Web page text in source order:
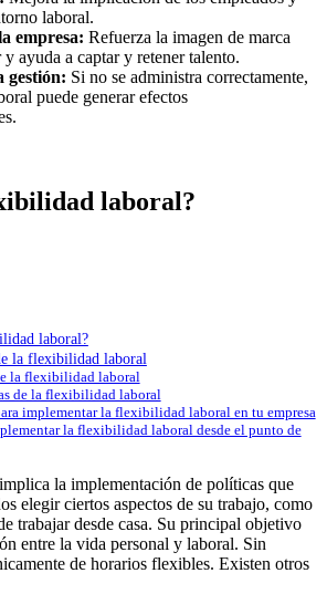
laboral.
empresa: Refuerza la imagen de marca
ayuda a captar y retener talento.
gestión: Si no se administra correctamente,
puede generar efectos
laboral?
laboral?
la flexibilidad laboral
la flexibilidad laboral
de la flexibilidad laboral
implementar la flexibilidad laboral en tu empresa
la flexibilidad laboral desde el punto de
la implementación de políticas que
elegir ciertos aspectos de su trabajo, como
trabajar desde casa. Su principal objetivo
entre la vida personal y laboral. Sin
de horarios flexibles. Existen otros